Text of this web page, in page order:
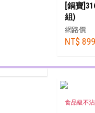
[鍋寶
組)
網路價
NT$ 899
食品級不